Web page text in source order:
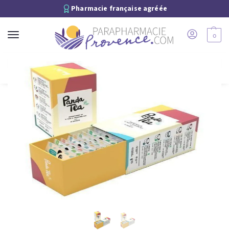
Pharmacie française agréée
0